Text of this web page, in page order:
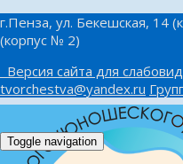
г.Пенза, ул. Бекешская, 14
(корпус № 2)
Версия сайта для
tvorchestva@yandex.ru
Toggle navigation